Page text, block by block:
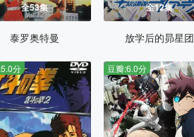
全53集
泰罗奥特曼
全12集
放学后的昴星团
分 豆瓣:6.0分